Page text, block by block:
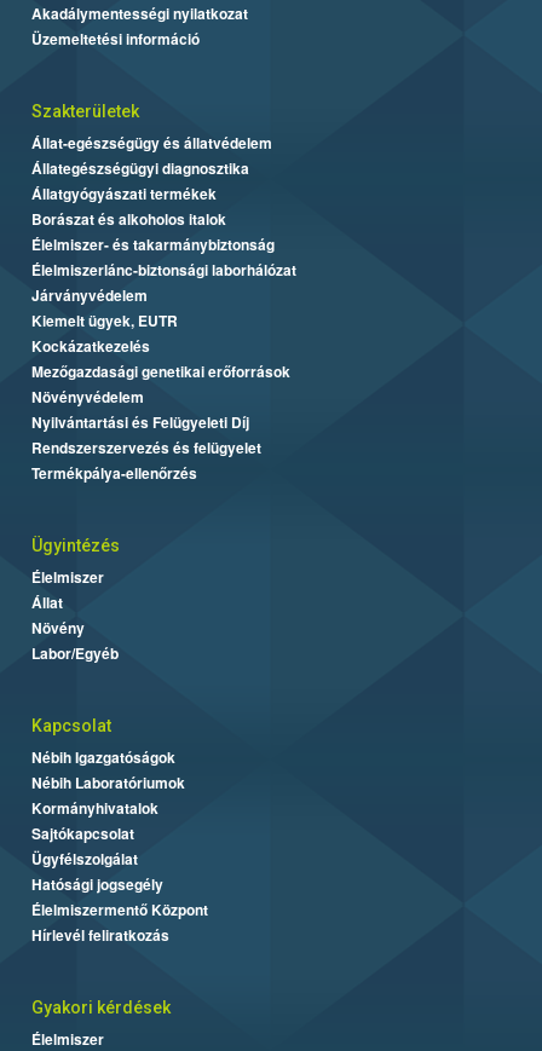
Akadálymentességi nyilatkozat
Üzemeltetési információ
Szakterületek
Állat-egészségügy és állatvédelem
Állategészségügyi diagnosztika
Állatgyógyászati termékek
Borászat és alkoholos italok
Élelmiszer- és takarmánybiztonság
Élelmiszerlánc-biztonsági laborhálózat
Járványvédelem
Kiemelt ügyek, EUTR
Kockázatkezelés
Mezőgazdasági genetikai erőforrások
Növényvédelem
Nyilvántartási és Felügyeleti Díj
Rendszerszervezés és felügyelet
Termékpálya-ellenőrzés
Ügyintézés
Élelmiszer
Állat
Növény
Labor/Egyéb
Kapcsolat
Nébih Igazgatóságok
Nébih Laboratóriumok
Kormányhivatalok
Sajtókapcsolat
Ügyfélszolgálat
Hatósági jogsegély
Élelmiszermentő Központ
Hírlevél feliratkozás
Gyakori kérdések
Élelmiszer